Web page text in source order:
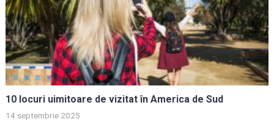
10 locuri uimitoare de vizitat în America de Sud
14 septembrie 2025